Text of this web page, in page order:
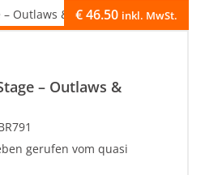
– Outlaws &
€46.50 inkl. MwSt.
gerufen vom quasi